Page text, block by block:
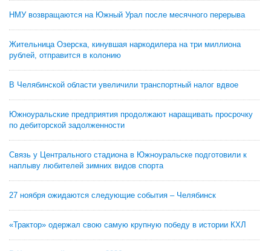
НМУ возвращаются на Южный Урал после месячного перерыва
Жительница Озерска, кинувшая наркодилера на три миллиона
рублей, отправится в колонию
В Челябинской области увеличили транспортный налог вдвое
Южноуральские предприятия продолжают наращивать просрочку
по дебиторской задолженности
Связь у Центрального стадиона в Южноуральске подготовили к
наплыву любителей зимних видов спорта
27 ноября ожидаются следующие события – Челябинск
«Трактор» одержал свою самую крупную победу в истории КХЛ